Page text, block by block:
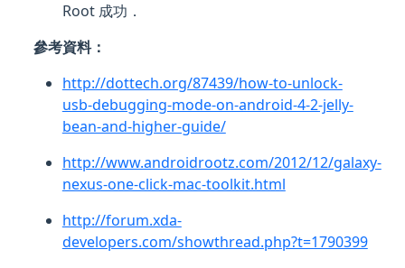
Root 成功．
參考資料：
http://dottech.org/87439/how-to-unlock-
usb-debugging-mode-on-android-4-2-jelly-
bean-and-higher-guide/
http://www.androidrootz.com/2012/12/galaxy-
nexus-one-click-mac-toolkit.html
http://forum.xda-
developers.com/showthread.php?t=1790399